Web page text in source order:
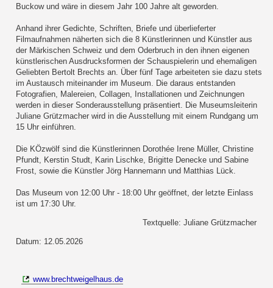
Buckow und wäre in diesem Jahr 100 Jahre alt geworden.
Anhand ihrer Gedichte, Schriften, Briefe und überlieferter
Filmaufnahmen näherten sich die 8 Künstlerinnen und Künstler aus
der Märkischen Schweiz und dem Oderbruch in den ihnen eigenen
künstlerischen Ausdrucksformen der Schauspielerin und ehemaligen
Geliebten Bertolt Brechts an. Über fünf Tage arbeiteten sie dazu stets
im Austausch miteinander im Museum. Die daraus entstanden
Fotografien, Malereien, Collagen, Installationen und Zeichnungen
werden in dieser Sonderausstellung präsentiert. Die Museumsleiterin
Juliane Grützmacher wird in die Ausstellung mit einem Rundgang um
15 Uhr einführen.
Die KÖzwölf sind die Künstlerinnen Dorothée Irene Müller, Christine
Pfundt, Kerstin Studt, Karin Lischke, Brigitte Denecke und Sabine
Frost, sowie die Künstler Jörg Hannemann und Matthias Lück.
Das Museum von 12:00 Uhr - 18:00 Uhr geöffnet, der letzte Einlass
ist um 17:30 Uhr.
Textquelle: Juliane Grützmacher
Datum: 12.05.2026
www.brechtweigelhaus.de